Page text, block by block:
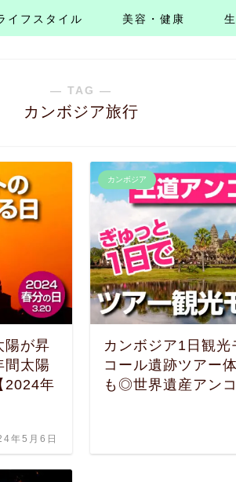
イフスタイル 美容・健康
― TAG ―
カンボジア旅行
陽が昇
間太陽
2024年
年5月6日
カンボジア
カンボジア1日観
コール遺跡ツアー
も◎世界遺産アン